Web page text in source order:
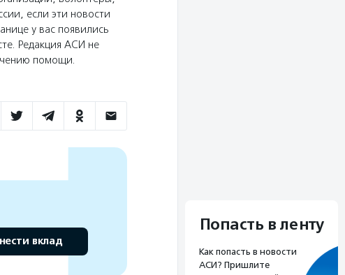
если эти новости
у вас появились
Редакция АСИ не
помощи.
вклад
Попасть в ленту
Как попасть в новости
АСИ? Пришлите